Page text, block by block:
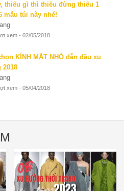
thiếu gì thì thiếu đừng thiếu 1
mẫu túi này nhé!
xem - 02/05/2018
KÍNH MẮT NHỎ dẫn đầu xu
2018
xem - 05/04/2018